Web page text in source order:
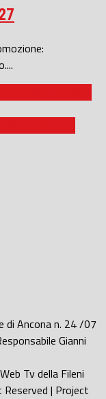
di Ancona n. 24 /07
Gianni
Tv della Fileni
Reserved | Project